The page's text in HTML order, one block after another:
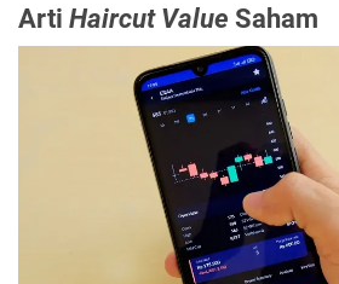
Arti Haircut Value Saham